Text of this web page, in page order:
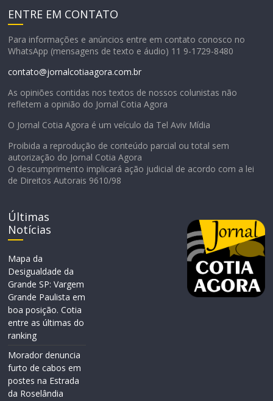
ENTRE EM CONTATO
Para informações e anúncios entre em contato conosco no
WhatsApp (mensagens de texto e áudio) 11 9-1729-8480
contato@jornalcotiaagora.com.br
As opiniões contidas nos textos de nossos colunistas não
refletem a opinião do Jornal Cotia Agora
O Jornal Cotia Agora é um veículo da Tel Aviv Mídia
Proibida a reprodução de conteúdo parcial ou total sem
autorização do Jornal Cotia Agora
O descumprimento implicará ação judicial de acordo com a lei
de Direitos Autorais 9610/98
Últimas
Notícias
Mapa da
Desigualdade da
Grande SP: Vargem
Grande Paulista em
boa posição. Cotia
entre as últimas do
ranking
Morador denuncia
furto de cabos em
postes na Estrada
da Roselândia